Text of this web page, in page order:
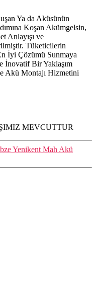
Ya da Aküsünün
Koşan Akümgelsin,
Anlayışı ve
Tüketicilerin
İyi Çözümü Sunmaya
İnovatif Bir Yaklaşım
Akü Montajı Hizmetini
MEVCUTTUR
Yenikent Mah Akü